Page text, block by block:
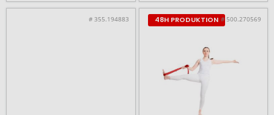
# 355.194883 48H PRODUKTION # 500.270569